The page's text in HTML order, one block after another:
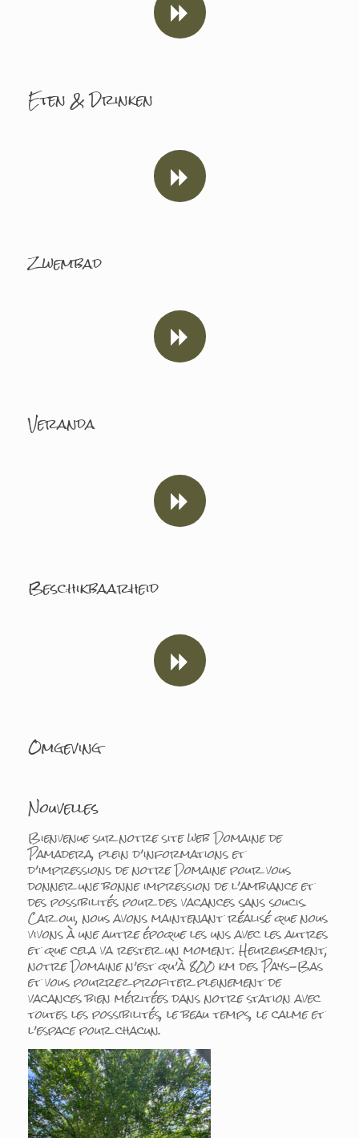
Eten & Drinken
Zwembad
Veranda
Beschikbaarheid
Omgeving
Nouvelles
Bienvenue sur notre site web Domaine de
Pamadera, plein d’informations et
d’impressions de notre Domaine pour vous
donner une bonne impression de l’ambiance et
des possibilités pour des vacances sans soucis.
Car oui, nous avons maintenant réalisé que nous
vivons à une autre époque les uns avec les autres
et que cela va rester un moment. Heureusement,
notre Domaine n’est qu’à 800 km des Pays-Bas
et vous pourrez profiter pleinement de
vacances bien méritées dans notre station avec
toutes les possibilités, le beau temps, le calme et
l’espace pour chacun.